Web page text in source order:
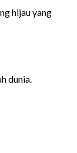
hijau yang
dunia.